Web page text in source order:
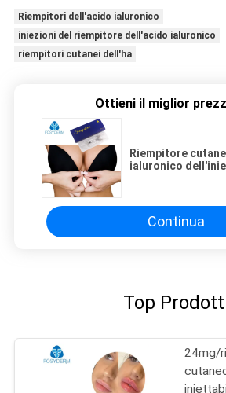
Riempitori dell'acido ialuronico
iniezioni del riempitore dell'acido ialuronico
riempitori cutanei dell'ha
Ottieni il miglior
Riempitore
ialuronico
Continua
Top
24mg/